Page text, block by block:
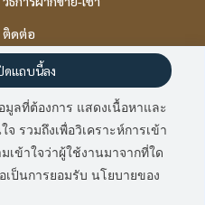
งดูประกาศนี้
Out
ติดต่อ
มูลที่ต้องการ แสดงเนื้อหาและ
รวมถึงเพื่อวิเคราะห์การเข้า
เข้าใจว่าผู้ใช้งานมาจากที่ใด
เป็นการยอมรับ นโยบายของ
แถบนี้ลง